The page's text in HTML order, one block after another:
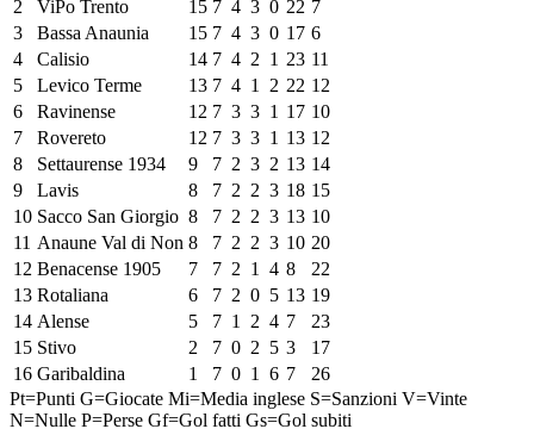
2 ViPo Trento 15 7 4 3 0 22 7
3
Bassa Anaunia 15 7 4 3 0 17 6
4
Calisio 14 7 4 2 1 23 11
5
Levico Terme 13 7 4 1 2 22 12
6
Ravinense 12 7 3 3 1 17 10
7
Rovereto 12 7 3 3 1 13 12
8
Settaurense 1934 9 7 2 3 2 13 14
9
Lavis 8 7 2 2 3 18 15
10 Sacco San Giorgio 8 7 2 2 3 13 10
11 Anaune Val di Non 8 7 2 2 3 10 20
12 Benacense 1905 7 7 2 1 4 8
22
13 Rotaliana 6 7 2 0 5 13 19
14 Alense 5 7 1 2 4 7
23
15 Stivo 2 7 0 2 5 3
17
16 Garibaldina 1 7 0 1 6 7
26
Pt=Punti G=Giocate Mi=Media inglese S=Sanzioni V=Vinte
N=Nulle P=Perse Gf=Gol fatti Gs=Gol subiti